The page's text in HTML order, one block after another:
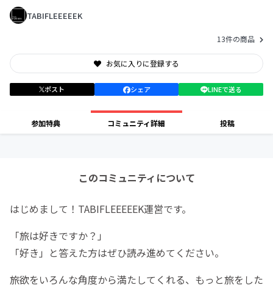
TABIFLEEEEEK
13件の商品
お気に入りに登録する
ポスト シェア LINEで送る
参加特典 コミュニティ詳細 投稿
このコミュニティについて
はじめまして！TABIFLEEEEEK運営です。
「旅は好きですか？」
「好き」と答えた方はぜひ読み進めてください。
旅欲をいろんな角度から満たしてくれる、もっと旅をした